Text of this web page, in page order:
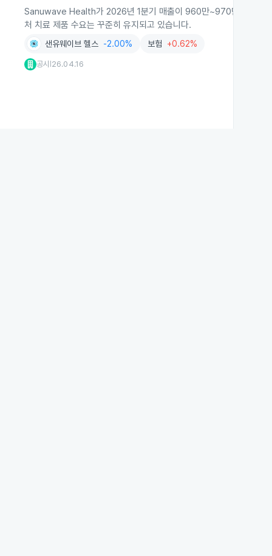
Sanuwave Health가 2026년 1분기 매출이 960만~970만 달러로
처 치료 제품 수요는 꾸준히 유지되고 있습니다.
샌유웨이브 헬스 -2.00% 보험 +0.62%
공시 26.04.16